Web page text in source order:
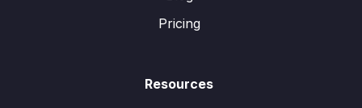
Pricing
Resources